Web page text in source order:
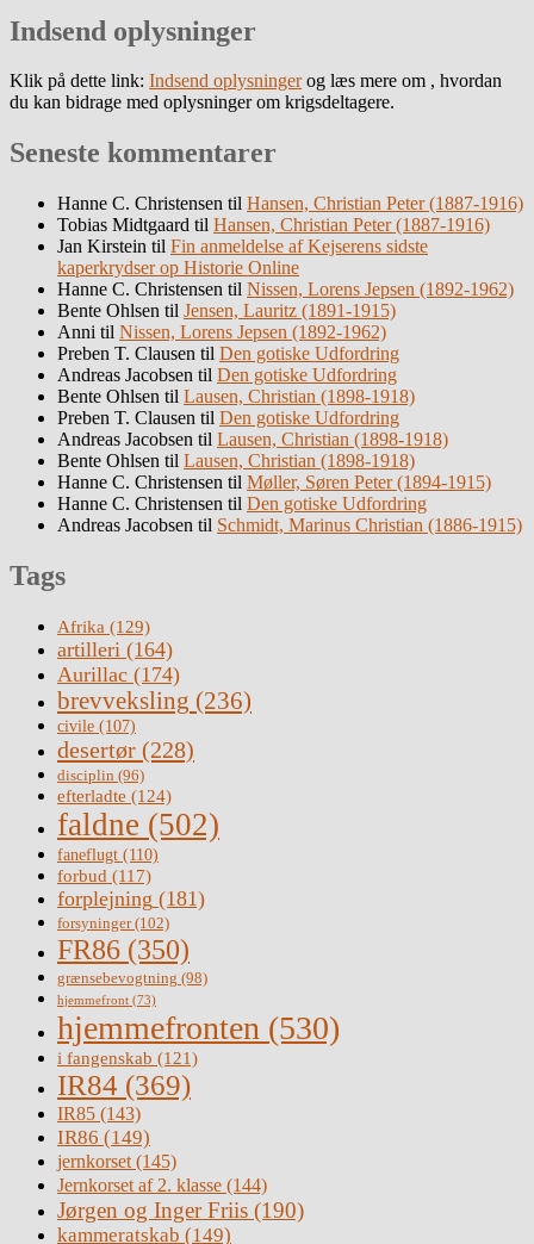
Indsend oplysninger
Klik på dette link: Indsend oplysningerog læs mere om , hvordan
du kan bidrage med oplysninger om krigsdeltagere.
Seneste kommentarer
Hanne C. Christensen til Hansen, Christian Peter (1887-1916)
Tobias Midtgaard til Hansen, Christian Peter (1887-1916)
Jan Kirstein til Fin anmeldelse af Kejserens sidste
kaperkrydser op Historie Online
Hanne C. Christensen til Nissen, Lorens Jepsen (1892-1962)
Bente Ohlsen til Jensen, Lauritz (1891-1915)
Anni til Nissen, Lorens Jepsen (1892-1962)
Preben T. Clausen til Den gotiske Udfordring
Andreas Jacobsen til Den gotiske Udfordring
Bente Ohlsen til Lausen, Christian (1898-1918)
Preben T. Clausen til Den gotiske Udfordring
Andreas Jacobsen til Lausen, Christian (1898-1918)
Bente Ohlsen til Lausen, Christian (1898-1918)
Hanne C. Christensen til Møller, Søren Peter (1894-1915)
Hanne C. Christensen til Den gotiske Udfordring
Andreas Jacobsen til Schmidt, Marinus Christian (1886-1915)
Tags
Afrika (129)
artilleri (164)
Aurillac (174)
brevveksling (236)
civile (107)
desertør (228)
disciplin (96)
efterladte (124)
faldne (502)
faneflugt (110)
forbud (117)
forplejning (181)
forsyninger(102)
FR86 (350)
grænsebevogtning (98)
hjemmefront (73)
hjemmefronten (530)
i fangenskab (121)
IR84 (369)
IR85 (143)
IR86 (149)
jernkorset(145)
Jernkorset af 2. klasse (144)
Jørgen og Inger Friis (190)
kammeratskab (149)